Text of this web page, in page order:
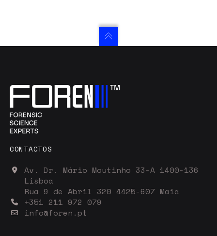
CONTACTOS
Av. Dr. Mário Moutinho 33-A 1400-136
Lisboa
Rua 9 de Abril 320 4425-607 Maia
+351 211 972 079
info@foren.pt